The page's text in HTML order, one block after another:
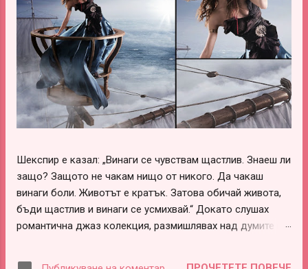
Шекспир е казал: „Винаги се чувствам щастлив. Знаеш ли
защо? Защото не чакам нищо от никого. Да чакаш
винаги боли. Животът е кратък. Затова обичай живота,
бъди щастлив и винаги се усмихвай.“ Докато слушах
романтична джаз колекция, размишлявах над думите на
Шекспир. В тях има наистина много истини, които обаче